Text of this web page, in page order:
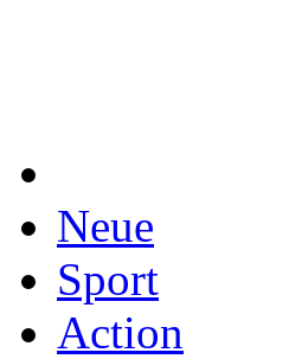
Neue
Sport
Action